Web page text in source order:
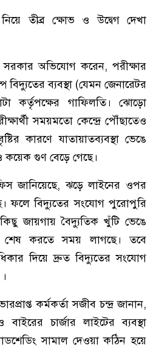
তীব্র ক্ষোভ ও উদ্বেগ দেখা
অভিযোগ করেন, পরীক্ষার
ব্যবস্থা (যেমন জেনারেটর
কর্তৃপক্ষের গাফিলতি। ঝোড়ো
সময়মতো কেন্দ্রে পৌঁছাতেও
কারণে যাতায়াতব্যবস্থা ভেঙে
গুণ বেড়ে গেছে।
জানিয়েছে, ঝড়ে লাইনের ওপর
ফলে বিদ্যুতের সংযোগ পুরোপুরি
কিছু জায়গায় বৈদ্যুতিক খুঁটি ভেঙে
শেষ করতে সময় লাগছে। তবে
দিয়ে দ্রুত বিদ্যুতের সংযোগ
কর্মকর্তা সজীব চন্দ্র জানান,
চার্জার লাইটের ব্যবস্থা
সামাল দেওয়া কঠিন হয়ে